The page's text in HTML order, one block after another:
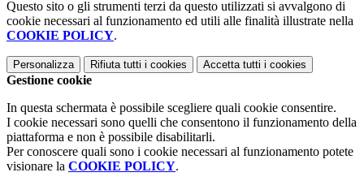
Questo sito o gli strumenti terzi da questo utilizzati si avvalgono di
cookie necessari al funzionamento ed utili alle finalità illustrate nella
COOKIE POLICY.
Personalizza Rifiuta tutti i cookies Accetta tutti i cookies
Gestione cookie
In questa schermata è possibile scegliere quali cookie consentire.
I cookie necessari sono quelli che consentono il funzionamento della
piattaforma e non è possibile disabilitarli.
Per conoscere quali sono i cookie necessari al funzionamento potete
visionare la COOKIE POLICY.